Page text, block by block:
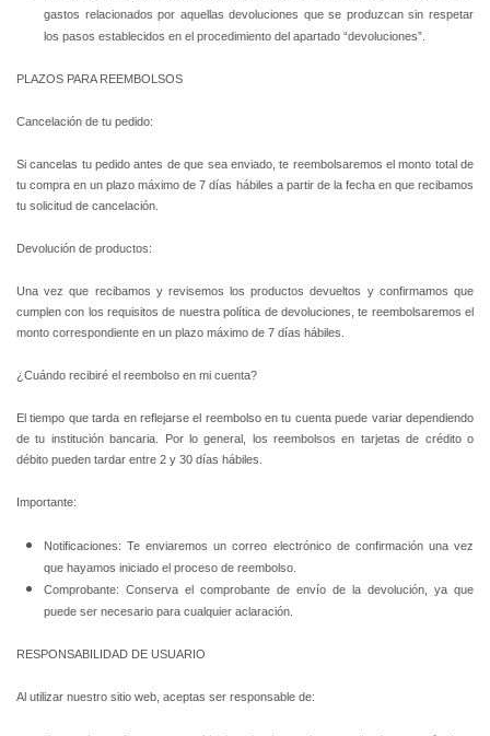
gastos relacionados por aquellas devoluciones que se produzcan sin respetar
los pasos establecidos en el procedimiento del apartado “devoluciones”.
PLAZOS PARA REEMBOLSOS
Cancelación de tu pedido:
Si cancelas tu pedido antes de que sea enviado, te reembolsaremos el monto total de
tu compra en un plazo máximo de 7 días hábiles a partir de la fecha en que recibamos
tu solicitud de cancelación.
Devolución de productos:
Una vez que recibamos y revisemos los productos devueltos y confirmamos que
cumplen con los requisitos de nuestra política de devoluciones, te reembolsaremos el
monto correspondiente en un plazo máximo de 7 días hábiles.
¿Cuándo recibiré el reembolso en mi cuenta?
El tiempo que tarda en reflejarse el reembolso en tu cuenta puede variar dependiendo
de tu institución bancaria. Por lo general, los reembolsos en tarjetas de crédito o
débito pueden tardar entre 2 y 30 días hábiles.
Importante:
Notificaciones: Te enviaremos un correo electrónico de confirmación una vez
que hayamos iniciado el proceso de reembolso.
Comprobante: Conserva el comprobante de envío de la devolución, ya que
puede ser necesario para cualquier aclaración.
RESPONSABILIDAD DE USUARIO
Al utilizar nuestro sitio web, aceptas ser responsable de: